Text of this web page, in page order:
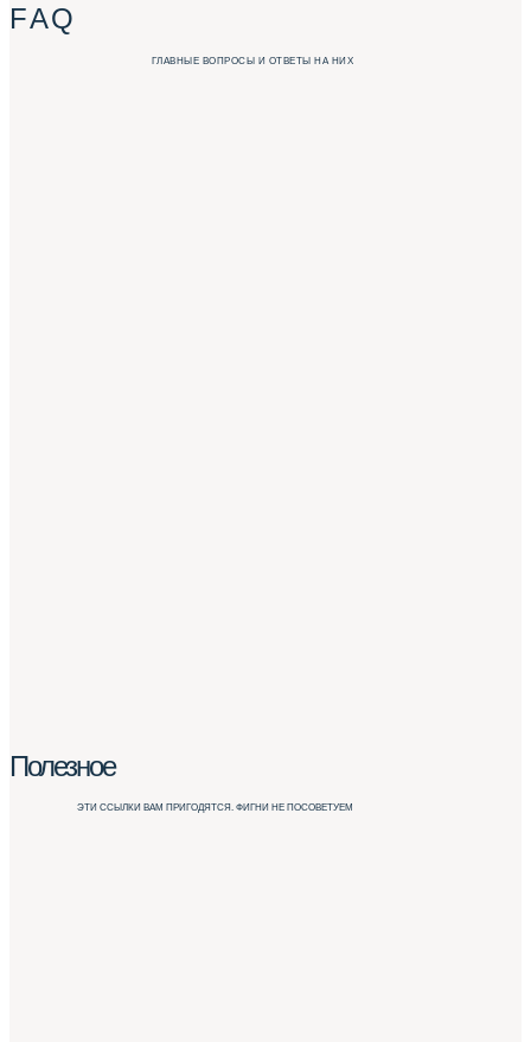
F A Q
ГЛАВНЫЕ ВОПРОСЫ И ОТВЕТЫ НА НИХ
Полезное
ЭТИ ССЫЛКИ ВАМ ПРИГОДЯТСЯ. ФИГНИ НЕ ПОСОВЕТУЕМ